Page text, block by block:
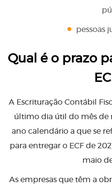
pessoas
Qual é o prazo
A Escrituração Contábil
último dia útil do mês de
ano calendário a que se
para entregar o ECF de
maio
As empresas que têm a